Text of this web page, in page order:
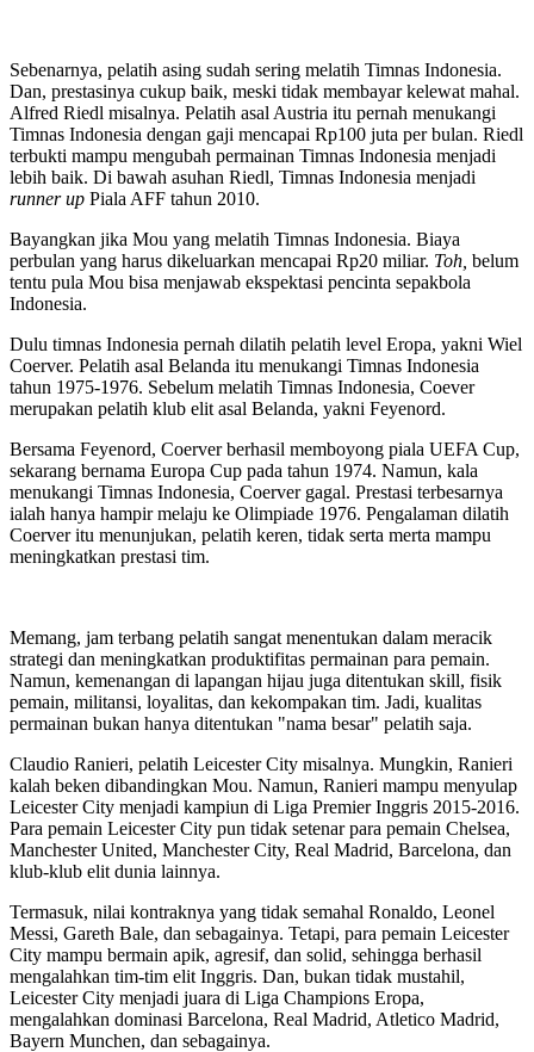
Sebenarnya, pelatih asing sudah sering melatih Timnas Indonesia.
Dan, prestasinya cukup baik, meski tidak membayar kelewat mahal.
Alfred Riedl misalnya. Pelatih asal Austria itu pernah menukangi
Timnas Indonesia dengan gaji mencapai Rp100 juta per bulan. Riedl
terbukti mampu mengubah permainan Timnas Indonesia menjadi
lebih baik. Di bawah asuhan Riedl, Timnas Indonesia menjadi
runner up Piala AFF tahun 2010.
Bayangkan jika Mou yang melatih Timnas Indonesia. Biaya
perbulan yang harus dikeluarkan mencapai Rp20 miliar. Toh, belum
tentu pula Mou bisa menjawab ekspektasi pencinta sepakbola
Indonesia.
Dulu timnas Indonesia pernah dilatih pelatih level Eropa, yakni Wiel
Coerver. Pelatih asal Belanda itu menukangi Timnas Indonesia
tahun 1975-1976. Sebelum melatih Timnas Indonesia, Coever
merupakan pelatih klub elit asal Belanda, yakni Feyenord.
Bersama Feyenord, Coerver berhasil memboyong piala UEFA Cup,
sekarang bernama Europa Cup pada tahun 1974. Namun, kala
menukangi Timnas Indonesia, Coerver gagal. Prestasi terbesarnya
ialah hanya hampir melaju ke Olimpiade 1976. Pengalaman dilatih
Coerver itu menunjukan, pelatih keren, tidak serta merta mampu
meningkatkan prestasi tim.
Memang, jam terbang pelatih sangat menentukan dalam meracik
strategi dan meningkatkan produktifitas permainan para pemain.
Namun, kemenangan di lapangan hijau juga ditentukan skill, fisik
pemain, militansi, loyalitas, dan kekompakan tim. Jadi, kualitas
permainan bukan hanya ditentukan "nama besar" pelatih saja.
Claudio Ranieri, pelatih Leicester City misalnya. Mungkin, Ranieri
kalah beken dibandingkan Mou. Namun, Ranieri mampu menyulap
Leicester City menjadi kampiun di Liga Premier Inggris 2015-2016.
Para pemain Leicester City pun tidak setenar para pemain Chelsea,
Manchester United, Manchester City, Real Madrid, Barcelona, dan
klub-klub elit dunia lainnya.
Termasuk, nilai kontraknya yang tidak semahal Ronaldo, Leonel
Messi, Gareth Bale, dan sebagainya. Tetapi, para pemain Leicester
City mampu bermain apik, agresif, dan solid, sehingga berhasil
mengalahkan tim-tim elit Inggris. Dan, bukan tidak mustahil,
Leicester City menjadi juara di Liga Champions Eropa,
mengalahkan dominasi Barcelona, Real Madrid, Atletico Madrid,
Bayern Munchen, dan sebagainya.